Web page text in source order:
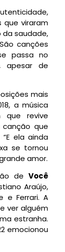
que viraram
da saudade,
canções
passa no
apesar de
mais
a música
revive
que
ela ainda
se tornou
amor.
de Você
Araújo,
e Ferrari. A
ver alguém
estranha.
emocionou